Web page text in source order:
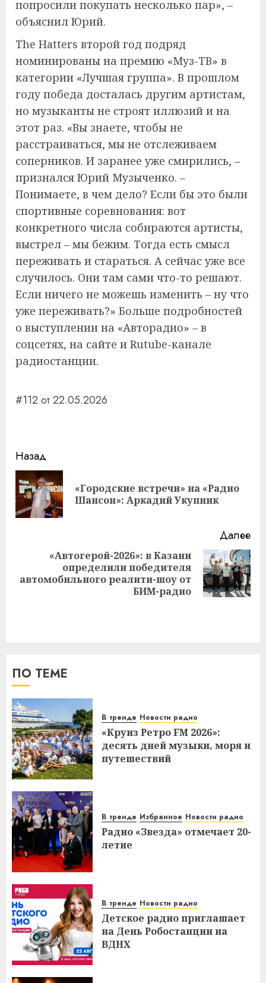
попросили покупать несколько пар», –
объяснил Юрий.
The Hatters второй год подряд
номинированы на премию «Муз-ТВ» в
категории «Лучшая группа». В прошлом
году победа досталась другим артистам,
но музыканты не строят иллюзий и на
этот раз. «Вы знаете, чтобы не
расстраиваться, мы не отслеживаем
соперников. И заранее уже смирились, –
признался Юрий Музыченко. –
Понимаете, в чем дело? Если бы это были
спортивные соревнования: вот
конкретного числа собираются артисты,
выстрел – мы бежим. Тогда есть смысл
переживать и стараться. А сейчас уже все
случилось. Они там сами что-то решают.
Если ничего не можешь изменить – ну что
уже переживать?» Больше подробностей
о выступлении на «Авторадио» – в
соцсетях, на сайте и Rutube-канале
радиостанции.
#112 от 22.05.2026
Навигация
записи
Назад
«Городские встречи» на «Радио
Шансон»: Аркадий Укупник
Далее
Следующая
запись:
«Автогерой-2026»: в Казани
определили победителя
автомобильного реалити-шоу от
БИМ-радио
ПО ТЕМЕ
В тренде Новости радио
«Круиз Ретро FM 2026»:
десять дней музыки, моря и
путешествий
В тренде Избранное Новости радио
Радио «Звезда» отмечает 20-
летие
В тренде Новости радио
Детское радио приглашает
на День Робостанции на
ВДНХ